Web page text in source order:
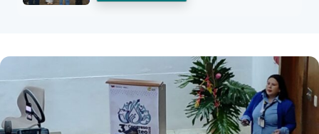
Listado de noticias